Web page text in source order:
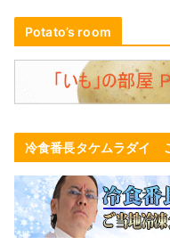
Potato’s room
冷食番長タケムラダイ